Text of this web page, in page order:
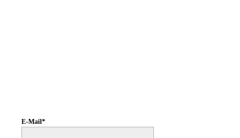
E-Mail*